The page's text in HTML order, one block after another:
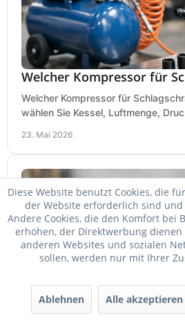
Welcher Kompressor für
Welcher Kompressor für
wählen Sie Kessel, Luftmenge,
23. Mai 2026
DeWalt oder Bosch
Diese Website benutzt Cookies, die
der Website erforderlich sind
Andere Cookies, die den Komfort bei
erhöhen, der Direktwerbung
anderen Websites und sozialen
sollen, werden nur mit Ihrer
Ablehnen Alle akzeptieren